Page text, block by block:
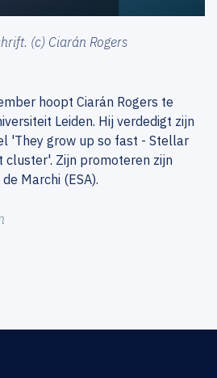
(c) Ciarán Rogers
hoopt Ciarán Rogers te
Leiden. Hij verdedigt zijn
'They grow up so fast - Stellar
cluster'. Zijn promoteren zijn
Marchi (ESA).